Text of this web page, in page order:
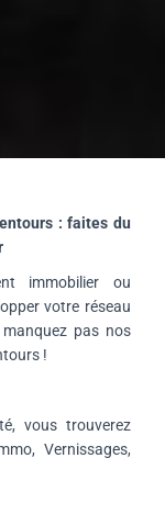
: faites du
immobilier ou
votre réseau
pas nos
!
vous trouverez
Vernissages,